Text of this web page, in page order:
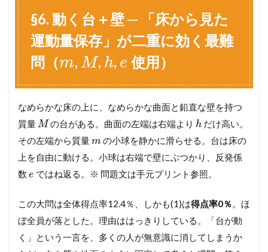
ご
と
に
別
会
」
6
5
.
突
と
係
数
失
§6. 動く台＋壁 ─ 「床から見た
運動量保存」が二重に効く最難
問（m, M, h, e 使用）
なめらかな床の上に、なめらかな曲面と鉛直な壁を持つ
質量Mの台がある。曲面の左端は右端より h だけ高い。
その左端から質量mの小球を静かに滑らせる。台は床の
上を自由に動ける。小球は右端で壁にぶつかり、反発係
数 e ではね返る。※ 問題文は手元プリント参照。
この大問は全体得点率12.4％、しかも(1)は得点率0％。ほ
ぼ全員が落とした。理由ははっきりしている。「台が動
く」という一言を、多くの人が無意識に消してしまうか